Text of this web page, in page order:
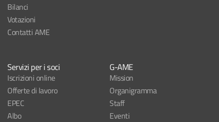
Bilanci
Votazioni
Contatti AME
Servizi per i soci
Iscrizioni online
Offerte di lavoro
EPEC
Albo
G-AME
Mission
Organigramma
Staff
Eventi